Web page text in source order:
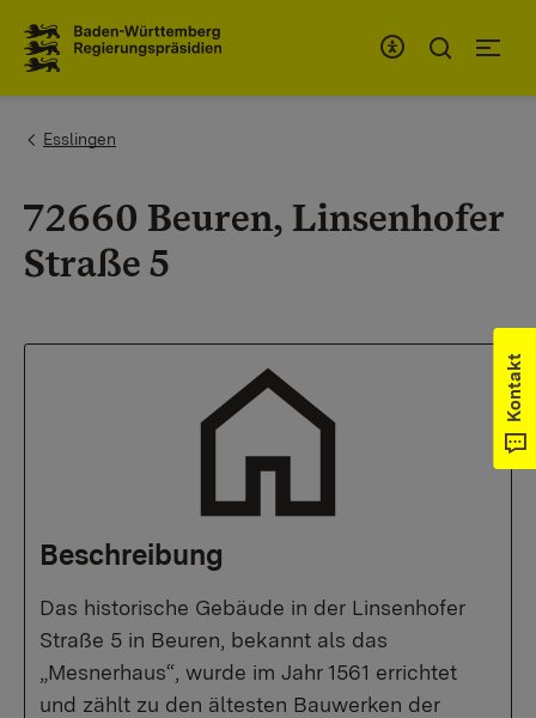
You are here:
Esslingen
72660 Beuren, Linsenhofer
Straße 5
Beschreibung
Das historische Gebäude in der Linsenhofer
Straße 5 in Beuren, bekannt als das
„Mesnerhaus“, wurde im Jahr 1561 errichtet
und zählt zu den ältesten Bauwerken der
Kontakt